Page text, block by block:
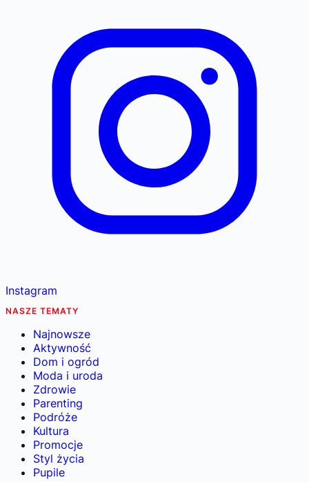
Instagram
NASZE TEMATY
Najnowsze
Aktywność
Dom i ogród
Moda i uroda
Zdrowie
Parenting
Podróże
Kultura
Promocje
Styl życia
Pupile